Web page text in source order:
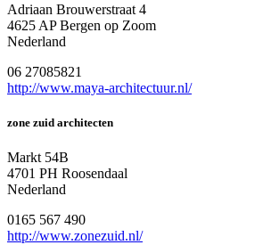
Adriaan Brouwerstraat 4
4625 AP Bergen op Zoom
Nederland
06 27085821
http://www.maya-architectuur.nl/
zone zuid architecten
Markt 54B
4701 PH Roosendaal
Nederland
0165 567 490
http://www.zonezuid.nl/